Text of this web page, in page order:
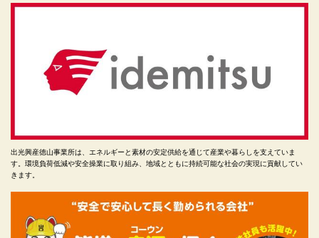
出光興産徳山事業所は、エネルギーと素材の安定供給を通じて産業や暮らしを支えていま
す。環境負荷低減や安全操業に取り組み、地域とともに持続可能な社会の実現に貢献してい
きます。